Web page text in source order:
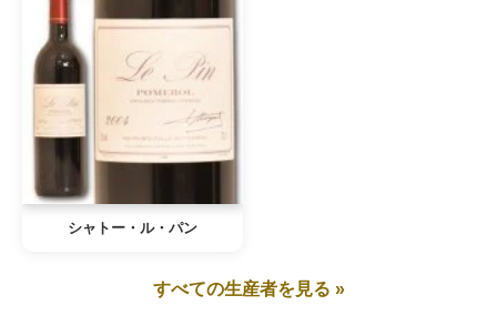
シャトー・ル・パン
すべての生産者を見る »